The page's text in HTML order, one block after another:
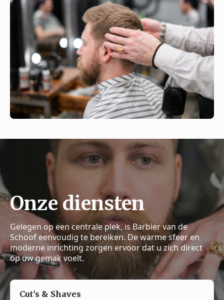
Onze diensten
Gelegen op een centrale plek, is Barbier van de
Schoof eenvoudig te bereiken. De warme sfeer en
moderne inrichting zorgen ervoor dat u zich direct
op uw gemak voelt.
Cut's & Shaves